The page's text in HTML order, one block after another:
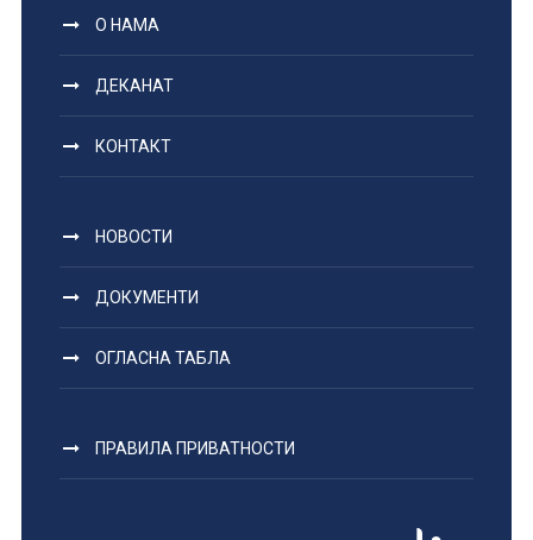
О НАМА
ДЕКАНАТ
КОНТАКТ
НОВОСТИ
ДОКУМЕНТИ
ОГЛАСНА ТАБЛА
ПРАВИЛА ПРИВАТНОСТИ